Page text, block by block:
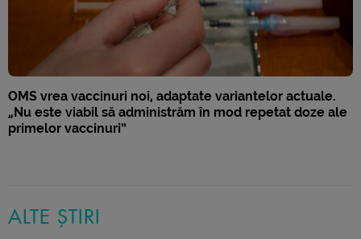
OMS vrea vaccinuri noi, adaptate variantelor actuale.
„Nu este viabil să administrăm în mod repetat doze ale
primelor vaccinuri”
ALTE ȘTIRI